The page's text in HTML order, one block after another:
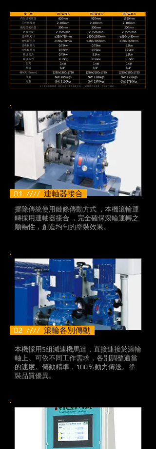
01 //// 連軸器接合
摒除傳統使用鏈條傳動方式 ，本機滾輪運
轉採用連軸器接合 ，完全確保滾輪運轉之
順暢性，創造均勻的塗裝效果。
02 //// 滾輪各別傳動
本機採用5組減速機馬達，直接連接於滾輪
軸上。可依不同工作需求，各別調整適當
的速度。傳動精準，100％動力傳送。塗
裝品質優異。